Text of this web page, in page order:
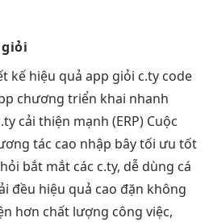
kế hiệu quả app giỏi c.ty code
chương triển khai nhanh
cải thiện mạnh (ERP) Cuộc
tác cao nhập bâytối ưu tốt
bắt mắt các c.ty, dễ dùng cá
đều hiệu quả cao đặn không
hơn chất lượng công việc,